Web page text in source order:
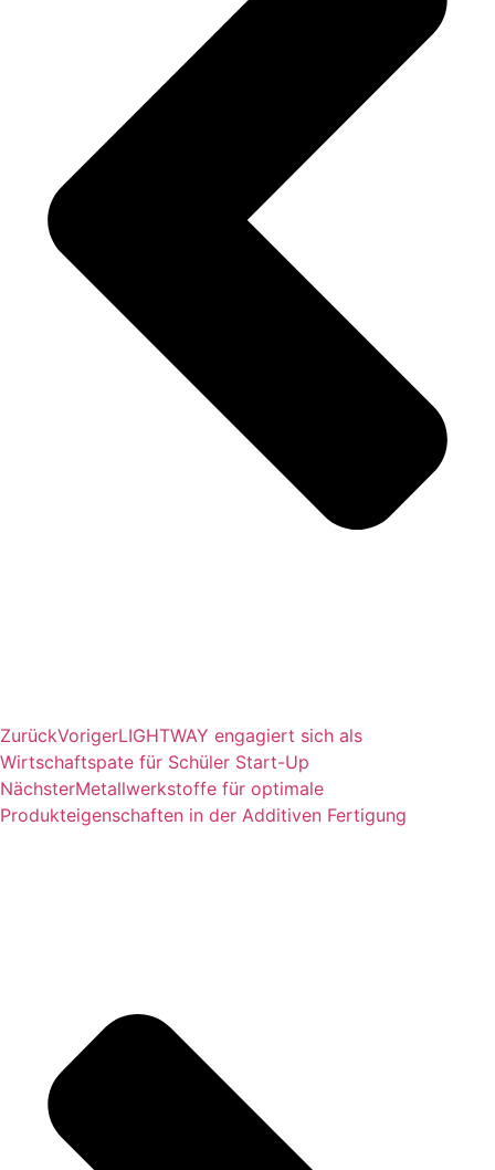
ZurückVorigerLIGHTWAY engagiert sich als
Wirtschaftspate für Schüler Start-Up
NächsterMetallwerkstoffe für optimale
Produkteigenschaften in der Additiven Fertigung